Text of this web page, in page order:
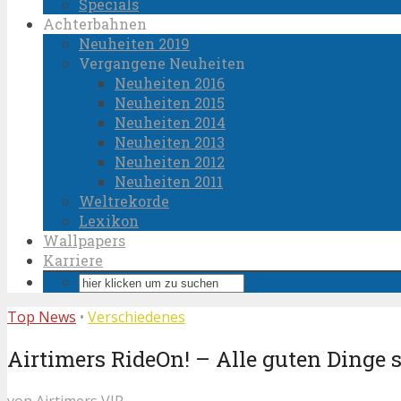
Specials
Achterbahnen
Neuheiten 2019
Vergangene Neuheiten
Neuheiten 2016
Neuheiten 2015
Neuheiten 2014
Neuheiten 2013
Neuheiten 2012
Neuheiten 2011
Weltrekorde
Lexikon
Wallpapers
Karriere
Top News • Verschiedenes
Airtimers RideOn! – Alle guten Dinge